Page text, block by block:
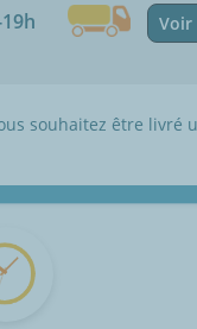
Voir
souhaitez être livré